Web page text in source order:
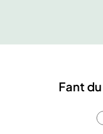
Fant